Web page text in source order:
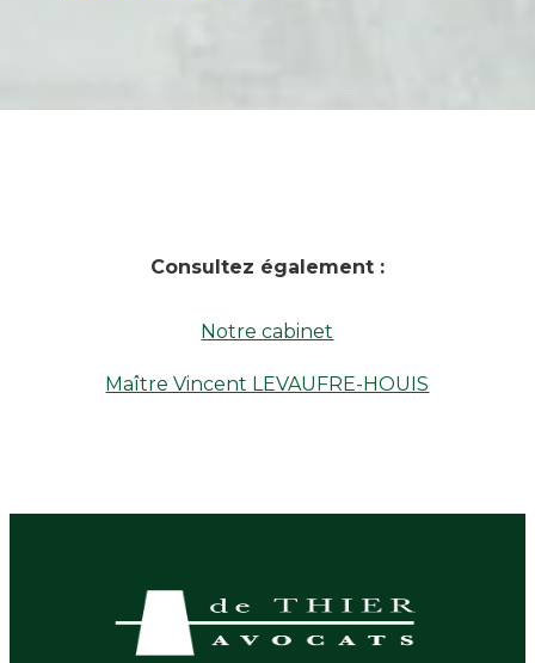
Consultez également :
Notre cabinet
Maître Vincent LEVAUFRE-HOUIS